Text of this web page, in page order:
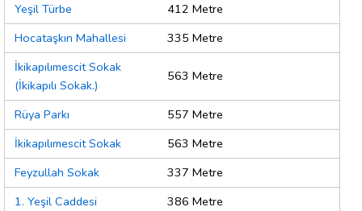
Yeşil Türbe
412 Metre
Hocataşkın Mahallesi
335 Metre
İkikapılımescit Sokak
(İkikapılı Sokak.)
563 Metre
Rüya Parkı
557 Metre
İkikapılımescit Sokak
563 Metre
Feyzullah Sokak
337 Metre
1. Yeşil Caddesi
386 Metre